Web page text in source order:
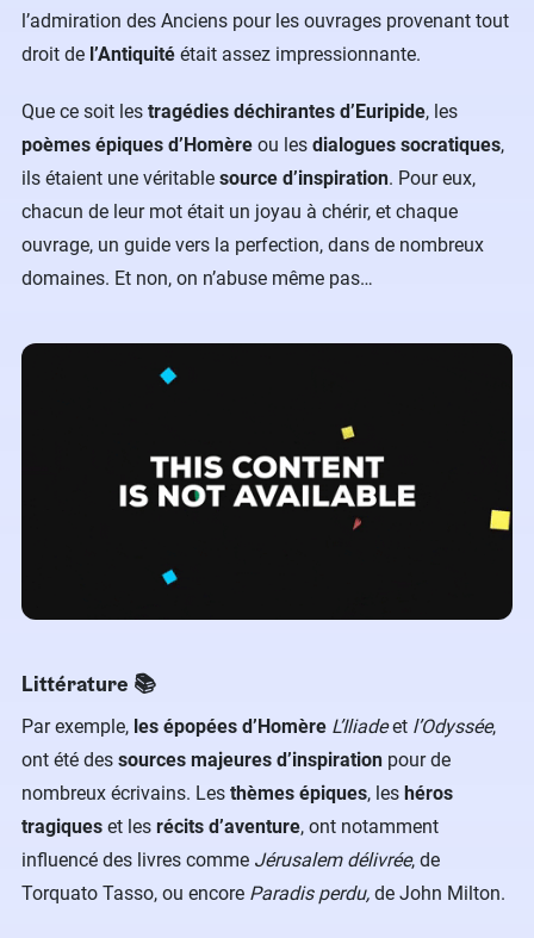
l’admiration des Anciens pour les ouvrages provenant tout
droit de l’Antiquité était assez impressionnante.
Que ce soit les tragédies déchirantes d’Euripide, les
poèmes épiques d’Homère ou les dialogues socratiques,
ils étaient une véritable source d’inspiration. Pour eux,
chacun de leur mot était un joyau à chérir, et chaque
ouvrage, un guide vers la perfection, dans de nombreux
domaines. Et non, on n’abuse même pas…
Littérature 📚
Par exemple, les épopées d’Homère L’Iliadeet l’Odyssée,
ont été des sources majeures d’inspiration pour de
nombreux écrivains. Les thèmes épiques, les héros
tragiques et les récits d’aventure, ont notamment
influencé des livres comme Jérusalem délivrée, de
Torquato Tasso, ou encore Paradis perdu, de John Milton.